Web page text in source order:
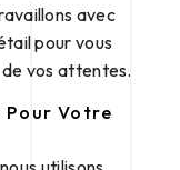
avec
pour vous
vos attentes.
Votre